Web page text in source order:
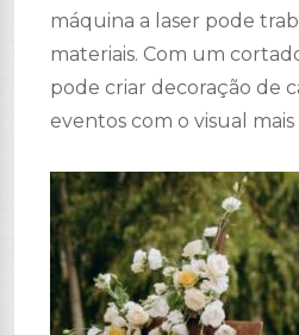
máquina a laser pode
materiais. Com um
pode criar decoração de
eventos com o visual